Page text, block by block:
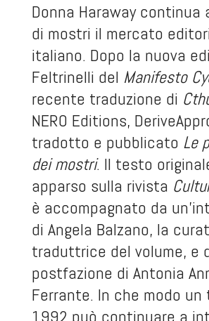
Donna Haraway continua
di mostri il mercato
italiano. Dopo la nuova
Feltrinelli del Manifesto
recente traduzione di
NERO Editions,
tradotto e pubblicato Le
dei mostri. Il testo
apparso sulla rivista
è accompagnato da
di Angela Balzano, la
traduttrice del volume, e
postfazione di Antonia
Ferrante. In che modo